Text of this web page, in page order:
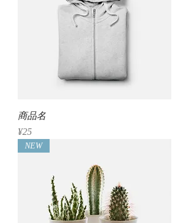
商品名
Price
¥25
NEW